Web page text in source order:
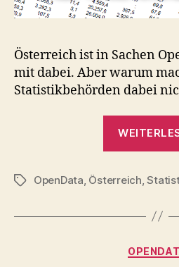
Österreich ist in Sachen
mit dabei. Aber warum
Statistikbehörden dabei
Schlagwörter
OpenData, Österreich,